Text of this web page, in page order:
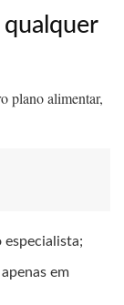
plano alimentar,
em